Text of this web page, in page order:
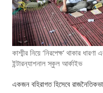
কাশ্মীর নিয়ে ‘নিরপেক্ষ’ থাকার
ইন্টারন্যাশনাল স্কুল আর্কাইভ
একজন বহিরাগত হিসেবে